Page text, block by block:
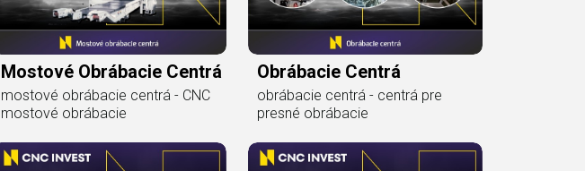
Mostové Obrábacie Centrá
mostové obrábacie centrá - CNC
mostové obrábacie
Obrábacie Centrá
obrábacie centrá - centrá pre
presné obrábacie